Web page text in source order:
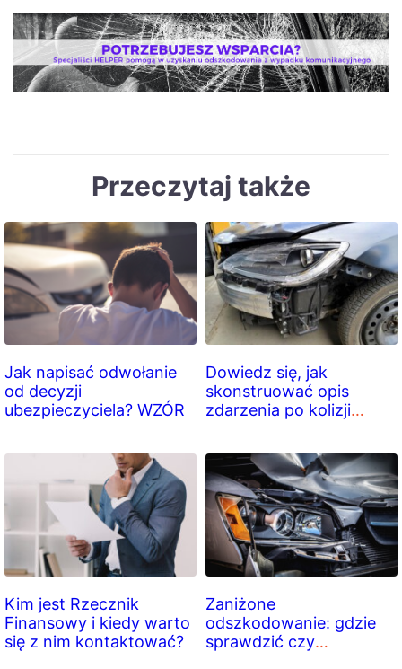
Przeczytaj także
Jak napisać odwołanie
od decyzji
ubezpieczyciela? WZÓR
Dowiedz się, jak
skonstruować opis
zdarzenia po kolizji
Kim jest Rzecznik
Finansowy i kiedy warto
się z nim kontaktować?
Zaniżone
odszkodowanie: gdzie
sprawdzić czy